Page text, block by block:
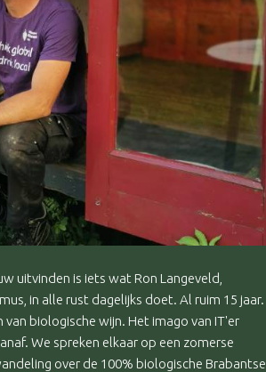
uitvinden is iets wat Ron Langeveld,
in alle rust dagelijks doet. Al ruim 15 jaar.
biologische wijn. Het imago van IT'er
We spreken elkaar op een zomerse
over de 100% biologische Brabantse